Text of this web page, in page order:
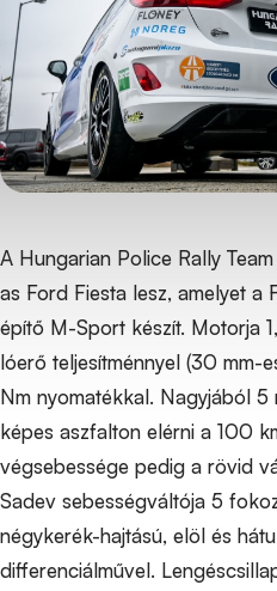
A Hungarian Police Rally
as Ford Fiesta lesz, amelyet a
építő M-Sport készít. Motorja
lóerő teljesítménnyel (30 mm-
Nm nyomatékkal. Nagyjából
képes aszfalton elérni a 100
végsebessége pedig a rövid
Sadev sebességváltója 5
négykerék-hajtású, elöl és
differenciálművel.